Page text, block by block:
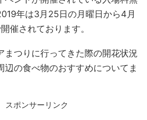
年は3月25日の月曜日から4月
催されております。
まつりに行ってきた際の開花状況
辺の食べ物のおすすめについてま
スポンサーリンク